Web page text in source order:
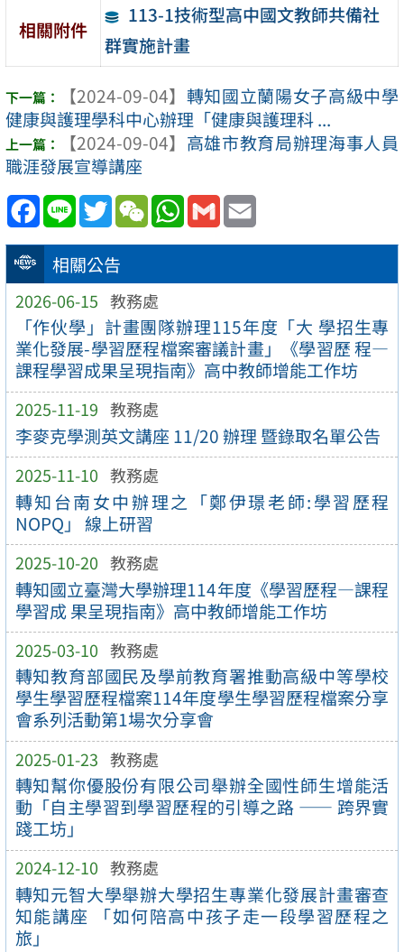
相關公告
2026-06-15 教務處
「作伙學」計畫團隊辦理115年度「大 學招生專
業化發展-學習歷程檔案審議計畫」《學習歷 程—
課程學習成果呈現指南》高中教師增能工作坊
2025-11-19 教務處
李麥克學測英文講座 11/20 辦理 暨錄取名單公告
2025-11-10 教務處
轉知台南女中辦理之「鄭伊璟老師:學習歷程
NOPQ」 線上研習
2025-10-20 教務處
轉知國立臺灣大學辦理114年度《學習歷程—課程
學習成 果呈現指南》高中教師增能工作坊
2025-03-10 教務處
轉知教育部國民及學前教育署推動高級中等學校
學生學習歷程檔案114年度學生學習歷程檔案分享
會系列活動第1場次分享會
2025-01-23 教務處
轉知幫你優股份有限公司舉辦全國性師生增能活
動「自主學習到學習歷程的引導之路 —— 跨界實
踐工坊」
2024-12-10 教務處
轉知元智大學舉辦大學招生專業化發展計畫審查
知能講座 「如何陪高中孩子走一段學習歷程之
旅」
相關附件
113-1技術型高中國文教師共備社
群實施計畫
【2024-09-04】 轉知國立蘭陽女子高級中學
健康與護理學科中心辦理「健康與護理科 ...
【2024-09-04】 高雄市教育局辦理海事人員
職涯發展宣導講座
Facebook
Line TwitterWeChatWhatsApp
Gmail